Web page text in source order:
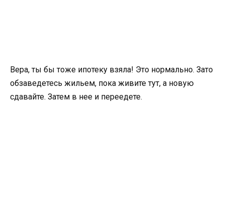
Вера, ты бы тоже ипотеку взяла! Это нормально. Зато
обзаведетесь жильем, пока живите тут, а новую
сдавайте. Затем в нее и переедете.